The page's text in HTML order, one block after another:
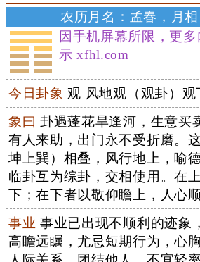
农历月名：孟春，月相
因手机屏幕所限，更
示 xfhl.com
今日卦象 观 风地观（观卦）
象曰 卦遇蓬花旱逢河，生意买
有人来助，出门永不受折磨。
坤上巽）相叠，风行地上，喻
临卦互为综卦，交相使用。在
下；在下者以敬仰瞻上，人心顺
事业 事业已出现不顺利的迹象
高瞻远瞩，尤忌短期行为，心